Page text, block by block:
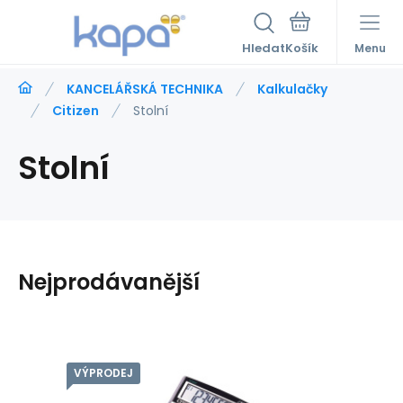
Hledat Menu
KANCELÁŘSKÁ TECHNIKA
Kalkulačky
Citizen
Stolní
Stolní
Nejprodávanější
VÝPRODEJ
Citizen Kalkulačka CT500VII,
Kód:LAM61374
Kód dod.:ACCICT500S1B
Záruka2roky
479Kč
NENÍ SKLADEM